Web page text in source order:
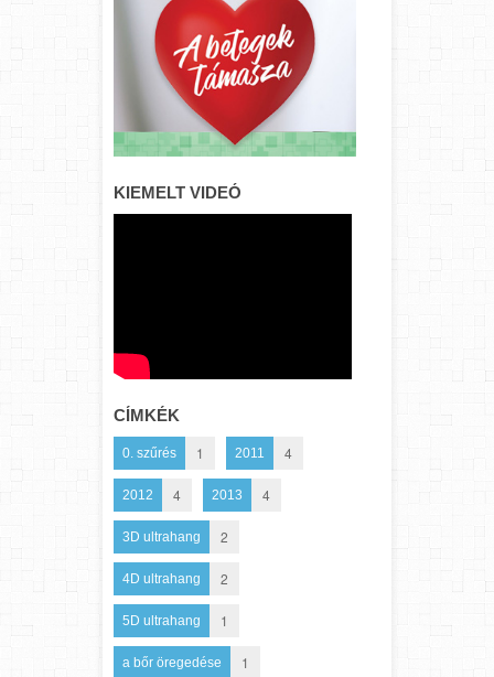
KIEMELT VIDEÓ
CÍMKÉK
0. szűrés 1 2011 4
2012 4 2013 4
3D ultrahang 2
4D ultrahang 2
5D ultrahang 1
a bőr öregedése 1